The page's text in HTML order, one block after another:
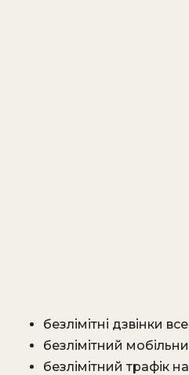
безлімітні дзвінки
безлімітний
безлімітний трафік